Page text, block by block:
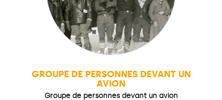
GROUPE DE PERSONNES DEVANT UN
AVION
Groupe de personnes devant un avion